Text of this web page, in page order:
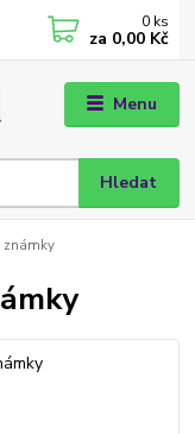
Menu
Hledat
0 ks
za 0,00 Kč
známky